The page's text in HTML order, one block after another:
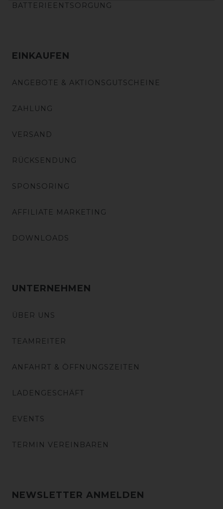
BATTERIEENTSORGUNG
EINKAUFEN
ANGEBOTE & AKTIONSGUTSCHEINE
ZAHLUNG
VERSAND
RÜCKSENDUNG
SPONSORING
AFFILIATE MARKETING
DOWNLOADS
UNTERNEHMEN
ÜBER UNS
TEAMREITER
ANFAHRT & ÖFFNUNGSZEITEN
LADENGESCHÄFT
EVENTS
TERMIN VEREINBAREN
NEWSLETTER ANMELDEN